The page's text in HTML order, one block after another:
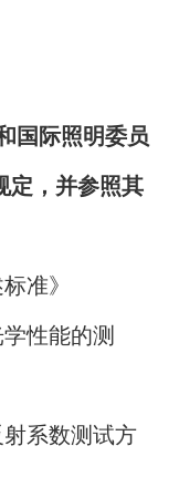
国际照明委员
定，并参照其
准》
性能的测
系数测试方